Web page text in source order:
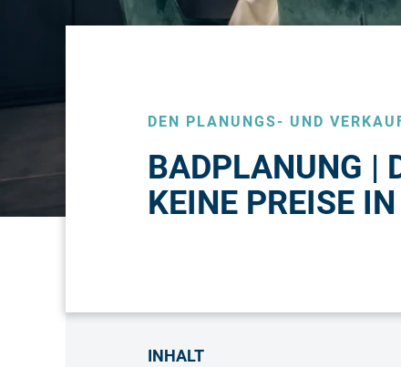
DEN PLANUNGS- UND
BADPLANUNG |
KEINE PREISE
INHALT